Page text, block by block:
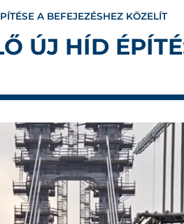
A BEFEJEZÉSHEZ KÖZELÍT
ÚJ HÍD